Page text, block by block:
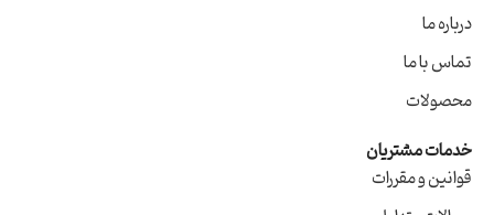
درباره ما
تماس با ما
محصولات
خدمات مشتریان
قوانین و مقررات